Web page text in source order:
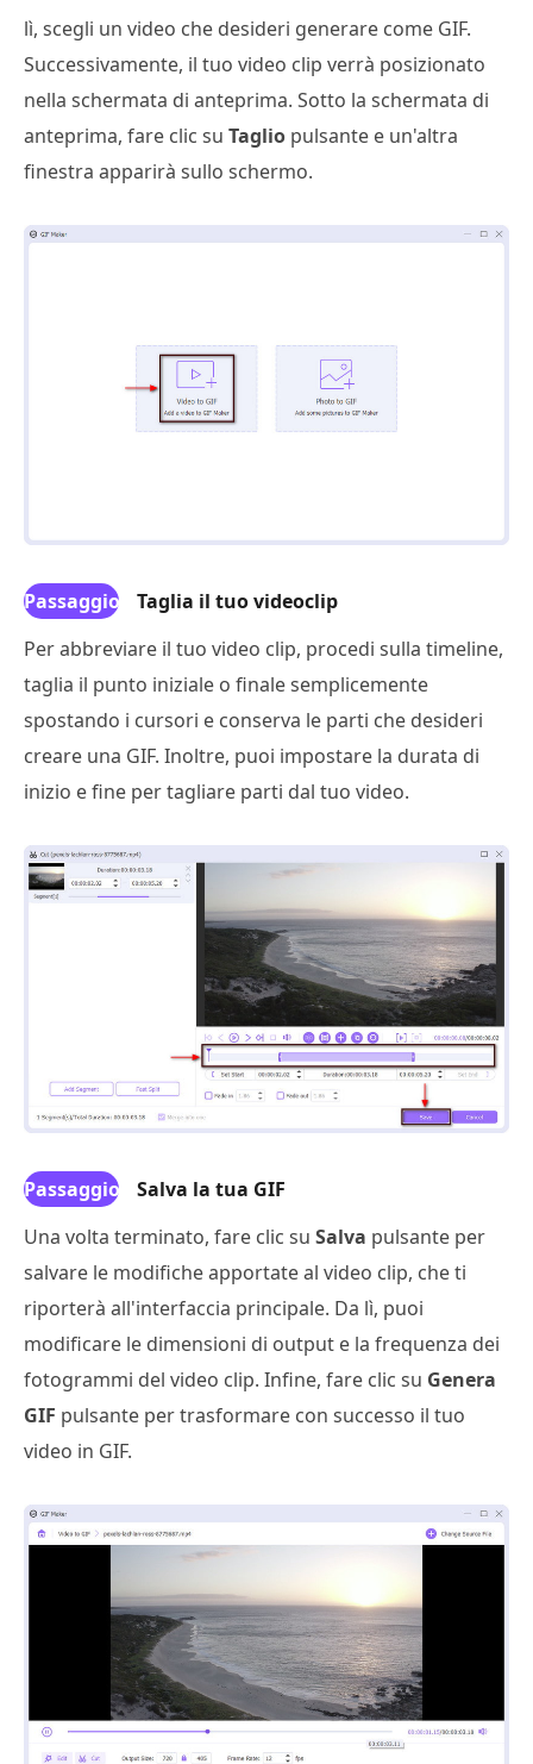
lì, scegli un video che desideri generare come GIF.
Successivamente, il tuo video clip verrà posizionato
nella schermata di anteprima. Sotto la schermata di
anteprima, fare clic su Taglio pulsante e un'altra
finestra apparirà sullo schermo.
Passaggio
3
Taglia il tuo videoclip
Per abbreviare il tuo video clip, procedi sulla timeline,
taglia il punto iniziale o finale semplicemente
spostando i cursori e conserva le parti che desideri
creare una GIF. Inoltre, puoi impostare la durata di
inizio e fine per tagliare parti dal tuo video.
Passaggio
Salva la tua GIF
Una volta terminato, fare clic su Salva pulsante per
salvare le modifiche apportate al video clip, che ti
riporterà all'interfaccia principale. Da lì, puoi
modificare le dimensioni di output e la frequenza dei
fotogrammi del video clip. Infine, fare clic su Genera
GIF pulsante per trasformare con successo il tuo
video in GIF.